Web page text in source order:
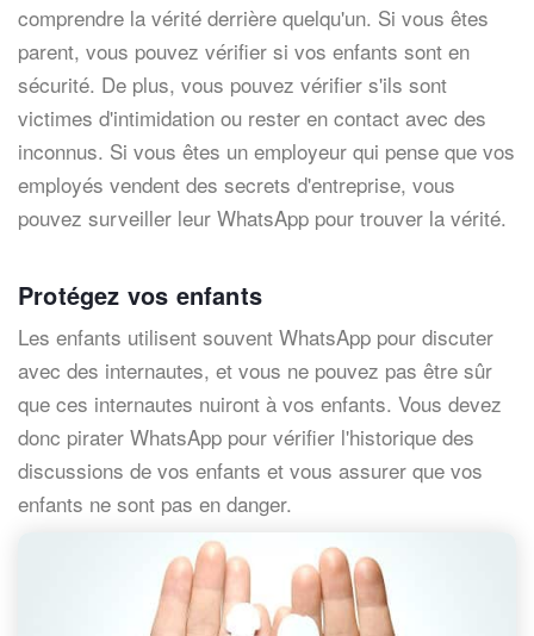
comprendre la vérité derrière quelqu'un. Si vous êtes
parent, vous pouvez vérifier si vos enfants sont en
sécurité. De plus, vous pouvez vérifier s'ils sont
victimes d'intimidation ou rester en contact avec des
inconnus. Si vous êtes un employeur qui pense que vos
employés vendent des secrets d'entreprise, vous
pouvez surveiller leur WhatsApp pour trouver la vérité.
Protégez vos enfants
Les enfants utilisent souvent WhatsApp pour discuter
avec des internautes, et vous ne pouvez pas être sûr
que ces internautes nuiront à vos enfants. Vous devez
donc pirater WhatsApp pour vérifier l'historique des
discussions de vos enfants et vous assurer que vos
enfants ne sont pas en danger.